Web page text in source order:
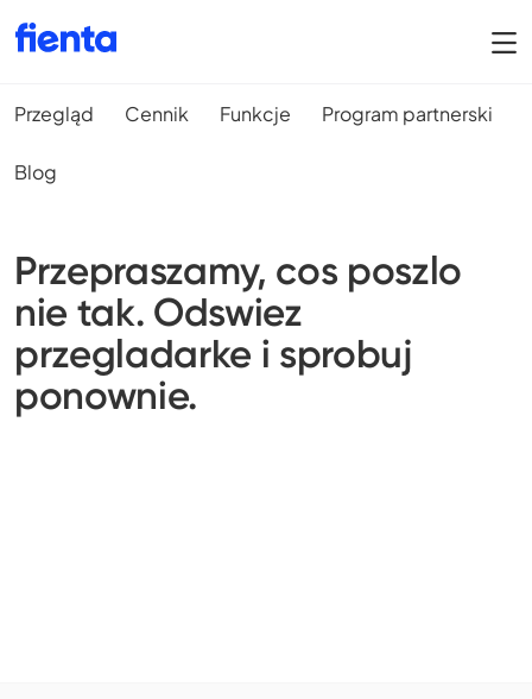
Przegląd Cennik Funkcje Program partnerski
Blog
Przepraszamy, cos poszlo
nie tak. Odswiez
przegladarke i sprobuj
ponownie.